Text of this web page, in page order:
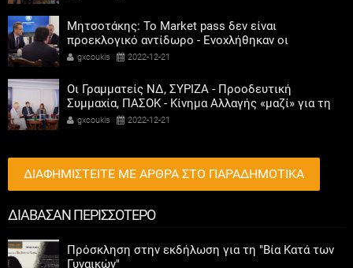
Μητσοτάκης: Το Market pass δεν είναι
προεκλογικό αντίδωρο - Ενοχλήθηκαν οι
αριστεροί του χαβιαριού
gxcoukis 2022-12-21
Οι Γραμματείς ΝΔ, ΣΥΡΙΖΑ - Προοδευτική
Συμμαχία, ΠΑΣΟΚ - Κίνημα Αλλαγής «μαζί» για τη
συμμετοχή των γυναικών στην πολιτική
gxcoukis 2022-12-21
ΔΙΑΦΗΜΙΣΤΕΙΤΕ ΜΕ ΑΡΘΡΑ ΣΤΟ ΠΑΡΑΔΗΜΟΤΙΚΑ
ΔΙΑΒΑΣΑΝ ΠΕΡΙΣΣΟΤΕΡΟ
Πρόσκληση στην εκδήλωση για τη "Βία Κατά των
Γυναικών"